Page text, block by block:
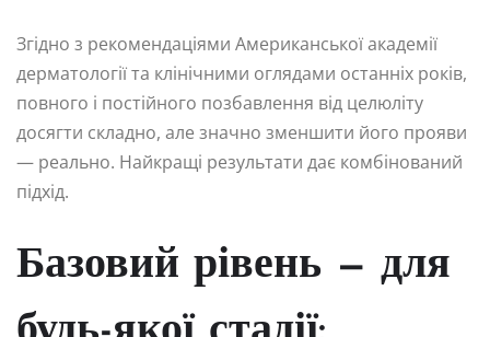
Згідно з рекомендаціями Американської академії
дерматології та клінічними оглядами останніх років,
повного і постійного позбавлення від целюліту
досягти складно, але значно зменшити його прояви
— реально. Найкращі результати дає комбінований
підхід.
Базовий рівень — для